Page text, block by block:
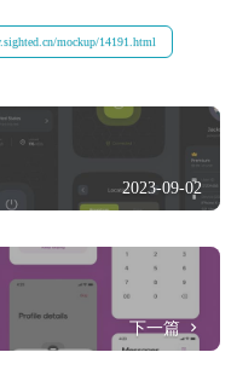
mockup/14191.html
2023-09-02
下一篇